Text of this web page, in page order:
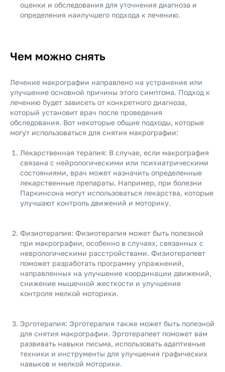
оценки и обследования для уточнения диагноза и
определения наилучшего подхода к лечению.
Чем можно снять
Лечение макрографии направлено на устранение или
улучшение основной причины этого симптома. Подход к
лечению будет зависеть от конкретного диагноза,
который установит врач после проведения
обследования. Вот некоторые общие подходы, которые
могут использоваться для снятия макрографии:
Лекарственная терапия: В случае, если макрография
связана с нейрологическими или психиатрическими
состояниями, врач может назначить определенные
лекарственные препараты. Например, при болезни
Паркинсона могут использоваться лекарства, которые
улучшают контроль движений и моторику.
Физиотерапия: Физиотерапия может быть полезной
при макрографии, особенно в случаях, связанных с
неврологическими расстройствами. Физиотерапевт
поможет разработать программу упражнений,
направленных на улучшение координации движений,
снижение мышечной жесткости и улучшение
контроля мелкой моторики.
Эрготерапия: Эрготерапия также может быть полезной
для снятия макрографии. Эрготерапевт поможет вам
развивать навыки письма, использовать адаптивные
техники и инструменты для улучшения графических
навыков и мелкой моторики.